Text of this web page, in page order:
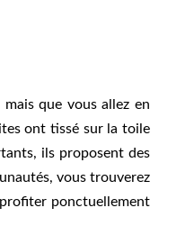
que vous allez en
ont tissé sur la toile
ils proposent des
vous trouverez
ponctuellement